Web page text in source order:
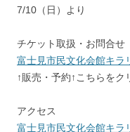
7/10（日）より
チケット取扱・お問合せ
富士見市民文化会館キラ
↑販売・予約↑こちらをク
アクセス
富士見市民文化会館キラ